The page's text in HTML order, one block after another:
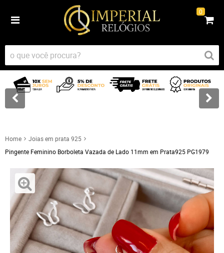
0
Home
Joias em prata 925
Pingente Feminino Borboleta Vazada de Lado 11mm em Prata925 PG1979